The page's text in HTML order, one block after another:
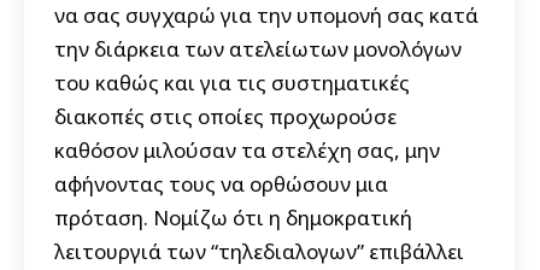
να σας συγχαρώ για την υπομονή σας κατά
την διάρκεια των ατελείωτων μονολόγων
του καθώς και για τις συστηματικές
διακοπές στις οποίες προχωρούσε
καθόσον μιλούσαν τα στελέχη σας, μην
αφήνοντας τους να ορθώσουν μια
πρόταση. Νομίζω ότι η δημοκρατική
λειτουργιά των “τηλεδιαλογων” επιβάλλει